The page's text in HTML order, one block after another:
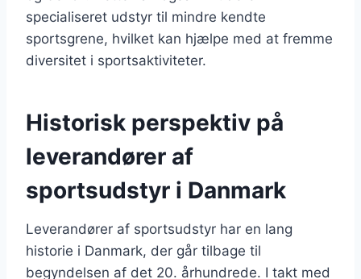
specialiseret udstyr til mindre kendte
sportsgrene, hvilket kan hjælpe med at fremme
diversitet i sportsaktiviteter.
Historisk perspektiv på
leverandører af
sportsudstyr i Danmark
Leverandører af sportsudstyr har en lang
historie i Danmark, der går tilbage til
begyndelsen af det 20. århundrede. I takt med